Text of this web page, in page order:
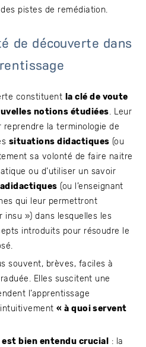
pistes de remédiation.
de découverte dans
constituent
la clé de voute
notions étudiées . Leur
la terminologie de
situations didactiques (ou
sa volonté de faire naitre
ou d’utiliser un savoir
(ou l’enseignant
qui leur permettront
insu ») dans lesquelles les
introduits pour résoudre le
souvent, brèves, faciles à
Elles suscitent une
l’apprentissage
intuitivement« à quoi servent
est bien entendu crucial : la